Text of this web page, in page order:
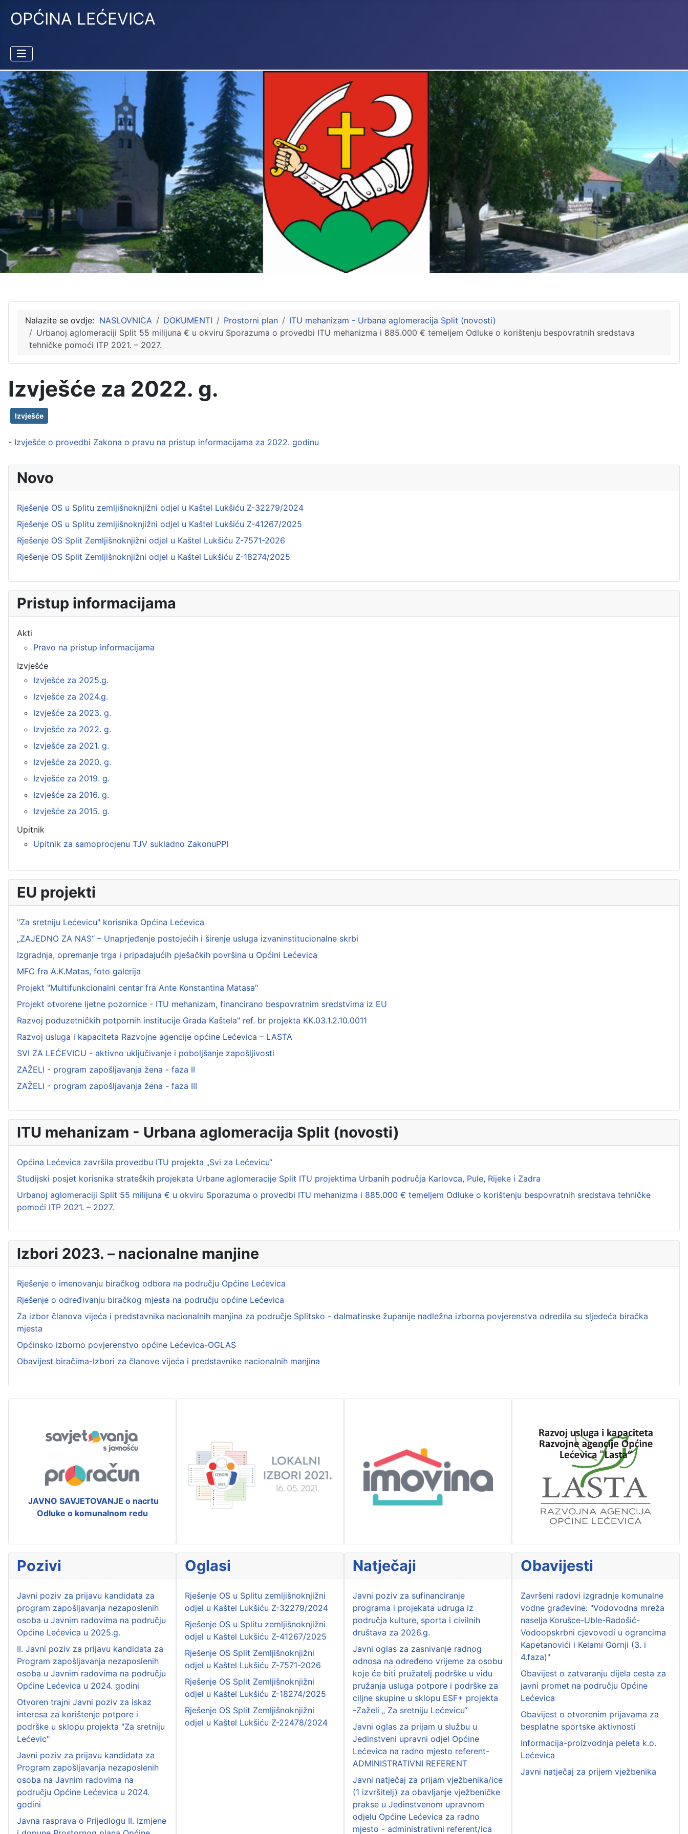
OPĆINA LEĆEVICA
Nalazite se ovdje: NASLOVNICA DOKUMENTI Prostorni plan
ITU mehanizam - Urbana aglomeracija Split (novosti)
Urbanoj aglomeraciji Split 55 milijuna € u okviru Sporazuma o provedbi ITU mehanizma i 885.000 € temeljem Odluke o korištenju bespovratnih sredstava
tehničke pomoći ITP 2021. – 2027.
Izvješće za 2022. g.
Izvješće
- Izvješće o provedbi Zakona o pravu na pristup informacijama za 2022. godinu
Novo
Rješenje OS u Splitu zemljišnoknjižni odjel u Kaštel Lukšiću Z-32279/2024
Rješenje OS u Splitu zemljišnoknjižni odjel u Kaštel Lukšiću Z-41267/2025
Rješenje OS Split Zemljišnoknjižni odjel u Kaštel Lukšiću Z-7571-2026
Rješenje OS Split Zemljišnoknjižni odjel u Kaštel Lukšiću Z-18274/2025
Pristup informacijama
Akti
Pravo na pristup informacijama
Izvješće
Izvješće za 2025.g.
Izvješće za 2024.g.
Izvješće za 2023. g.
Izvješće za 2022. g.
Izvješće za 2021. g.
Izvješće za 2020. g.
Izvješće za 2019. g.
Izvješće za 2016. g.
Izvješće za 2015. g.
Upitnik
Upitnik za samoprocjenu TJV sukladno ZakonuPPI
EU projekti
"Za sretniju Lećevicu" korisnika Općina Lećevica
„ZAJEDNO ZA NAS“ – Unaprjeđenje postojećih i širenje usluga izvaninstitucionalne skrbi
Izgradnja, opremanje trga i pripadajućih pješačkih površina u Općini Lećevica
MFC fra A.K.Matas, foto galerija
Projekt "Multifunkcionalni centar fra Ante Konstantina Matasa"
Projekt otvorene ljetne pozornice - ITU mehanizam, financirano bespovratnim sredstvima iz EU
Razvoj poduzetničkih potpornih institucije Grada Kaštela" ref. br projekta KK.03.1.2.10.0011
Razvoj usluga i kapaciteta Razvojne agencije općine Lećevica – LASTA
SVI ZA LEĆEVICU - aktivno uključivanje i poboljšanje zapošljivosti
ZAŽELI - program zapošljavanja žena - faza II
ZAŽELI - program zapošljavanja žena - faza III
ITU mehanizam - Urbana aglomeracija Split (novosti)
Općina Lećevica završila provedbu ITU projekta „Svi za Lećevicu“
Studijski posjet korisnika strateških projekata Urbane aglomeracije Split ITU projektima Urbanih područja Karlovca, Pule, Rijeke i Zadra
Urbanoj aglomeraciji Split 55 milijuna € u okviru Sporazuma o provedbi ITU mehanizma i 885.000 € temeljem Odluke o korištenju bespovratnih sredstava tehničke
pomoći ITP 2021. – 2027.
Izbori 2023. – nacionalne manjine
Rješenje o imenovanju biračkog odbora na području Općine Lećevica
Rješenje o određivanju biračkog mjesta na području općine Lećevica
Za izbor članova vijeća i predstavnika nacionalnih manjina za područje Splitsko - dalmatinske županije nadležna izborna povjerenstva odredila su sljedeća biračka
mjesta
Općinsko izborno povjerenstvo općine Lećevica-OGLAS
Obavijest biračima-Izbori za članove vijeća i predstavnike nacionalnih manjina
JAVNO SAVJETOVANJE o nacrtu
Odluke o komunalnom redu
Pozivi
Javni poziv za prijavu kandidata za
program zapošljavanja nezaposlenih
osoba u Javnim radovima na području
Općine Lećevica u 2025.g.
II. Javni poziv za prijavu kandidata za
Program zapošljavanja nezaposlenih
osoba u Javnim radovima na području
Općine Lećevica u 2024. godini
Otvoren trajni Javni poziv za iskaz
interesa za korištenje potpore i
podrške u sklopu projekta "Za sretniju
Lećevic"
Javni poziv za prijavu kandidata za
Program zapošljavanja nezaposlenih
osoba na Javnim radovima na
području Općine Lećevica u 2024.
godini
Javna rasprava o Prijedlogu II. Izmjene
Oglasi
Rješenje OS u Splitu zemljišnoknjižni
odjel u Kaštel Lukšiću Z-32279/2024
Rješenje OS u Splitu zemljišnoknjižni
odjel u Kaštel Lukšiću Z-41267/2025
Rješenje OS Split Zemljišnoknjižni
odjel u Kaštel Lukšiću Z-7571-2026
Rješenje OS Split Zemljišnoknjižni
odjel u Kaštel Lukšiću Z-18274/2025
Rješenje OS Split Zemljišnoknjižni
odjel u Kaštel Lukšiću Z-22478/2024
Natječaji
Javni poziv za sufinanciranje
programa i projekata udruga iz
područja kulture, sporta i civilnih
društava za 2026.g.
Javni oglas za zasnivanje radnog
odnosa na određeno vrijeme za osobu
koje će biti pružatelj podrške u vidu
pružanja usluga potpore i podrške za
ciljne skupine u sklopu ESF+ projekta
-Zaželi „ Za sretniju Lećevicu“
Javni oglas za prijam u službu u
Jedinstveni upravni odjel Općine
Lećevica na radno mjesto referent-
ADMINISTRATIVNI REFERENT
Javni natječaj za prijam vježbenika/ice
(1 izvršitelj) za obavljanje vježbeničke
prakse u Jedinstvenom upravnom
odjelu Općine Lećevica za radno
mjesto - administrativni referent/ica
Obavijesti
Završeni radovi izgradnje komunalne
vodne građevine: "Vodovodna mreža
naselja Korušce-Uble-Radošić-
Vodoopskrbni cjevovodi u ograncima
Kapetanovići i Kelami Gornji (3. i
4.faza)"
Obavijest o zatvaranju dijela cesta za
javni promet na području Općine
Lećevica
Obavijest o otvorenim prijavama za
besplatne sportske aktivnosti
Informacija-proizvodnja peleta k.o.
Lećevica
Javni natječaj za prijem vježbenika